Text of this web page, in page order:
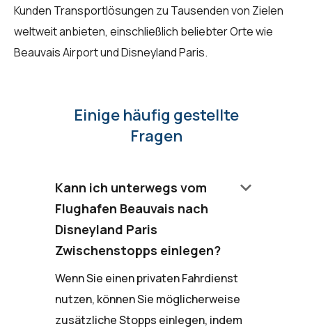
Kunden Transportlösungen zu Tausenden von Zielen
weltweit anbieten, einschließlich beliebter Orte wie
Beauvais Airport und Disneyland Paris.
Einige häufig gestellte
Fragen
Kann ich unterwegs vom
Flughafen Beauvais nach
Disneyland Paris
Zwischenstopps einlegen?
keyboard_arrow_down
Wenn Sie einen privaten Fahrdienst
nutzen, können Sie möglicherweise
zusätzliche Stopps einlegen, indem